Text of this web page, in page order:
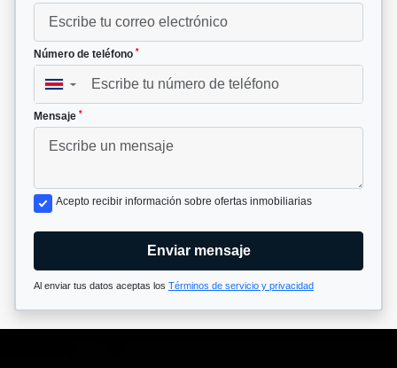
Número de teléfono *
▼
Mensaje *
Acepto recibir información sobre ofertas inmobiliarias
Enviar mensaje
Al enviar tus datos aceptas los Términos de servicio y privacidad